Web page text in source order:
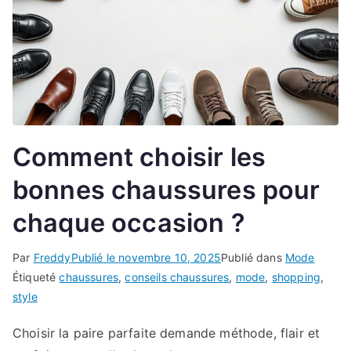
Comment choisir les
bonnes chaussures pour
chaque occasion ?
Par FreddyPublié le novembre 10, 2025Publié dans Mode
Étiquetéchaussures,conseils chaussures, mode, shopping,
style
Choisir la paire parfaite demande méthode, flair et